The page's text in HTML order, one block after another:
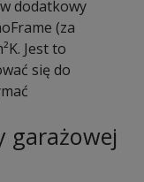
dodatkowy
(za
Jest to
się do
garażowej